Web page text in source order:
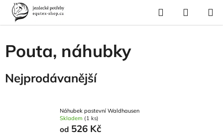
Přejít
obsah
Hledat
KOŠÍK
Domů
Pro koně
Pouta, náhubky
Nejprodávanější
Náhubek pastevní Waldhausen
Skladem (1 ks)
od 526 Kč